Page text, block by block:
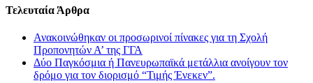
Τελευταία Άρθρα
Ανακοινώθηκαν οι προσωρινοί πίνακες για τη Σχολή
Προπονητών Α’ της ΓΓΑ
Δύο Παγκόσμια ή Πανευρωπαϊκά μετάλλια ανοίγουν τον
δρόμο για τον διορισμό “Τιμής Ένεκεν”.